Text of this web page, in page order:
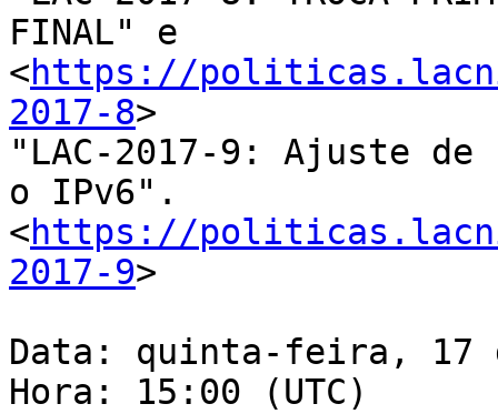
FINAL" e
<https://
2017-8>
"LAC-2017-9: Ajuste de
o IPv6".
<https://
2017-9>
Data: quinta-feira, 17
Hora: 15:00 (UTC)